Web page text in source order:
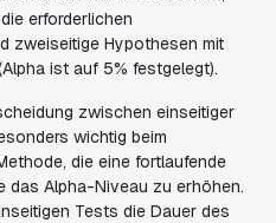
erforderlichen
zweiseitige Hypothesen mit
ist auf 5% festgelegt).
zwischen einseitiger
wichtig beim
die eine fortlaufende
das Alpha-Niveau zu erhöhen.
Tests die Dauer des